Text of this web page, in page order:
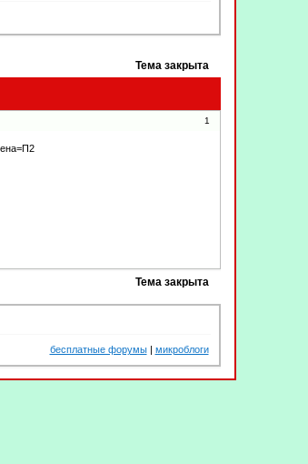
Тема закрыта
1
Тема закрыта
бесплатные форумы| микроблоги